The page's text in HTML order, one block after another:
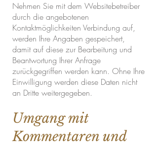
Nehmen Sie mit dem Websitebetreiber
durch die angebotenen
Kontaktmöglichkeiten Verbindung auf,
werden Ihre Angaben gespeichert,
damit auf diese zur Bearbeitung und
Beantwortung Ihrer Anfrage
zurückgegriffen werden kann. Ohne Ihre
Einwilligung werden diese Daten nicht
an Dritte weitergegeben.
Umgang mit
Kommentaren und